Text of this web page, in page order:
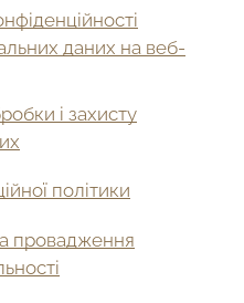
даних на веб-
і захисту
політики
провадження